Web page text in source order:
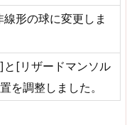
形の球に変更しま
[リザードマンソル
を調整しました。